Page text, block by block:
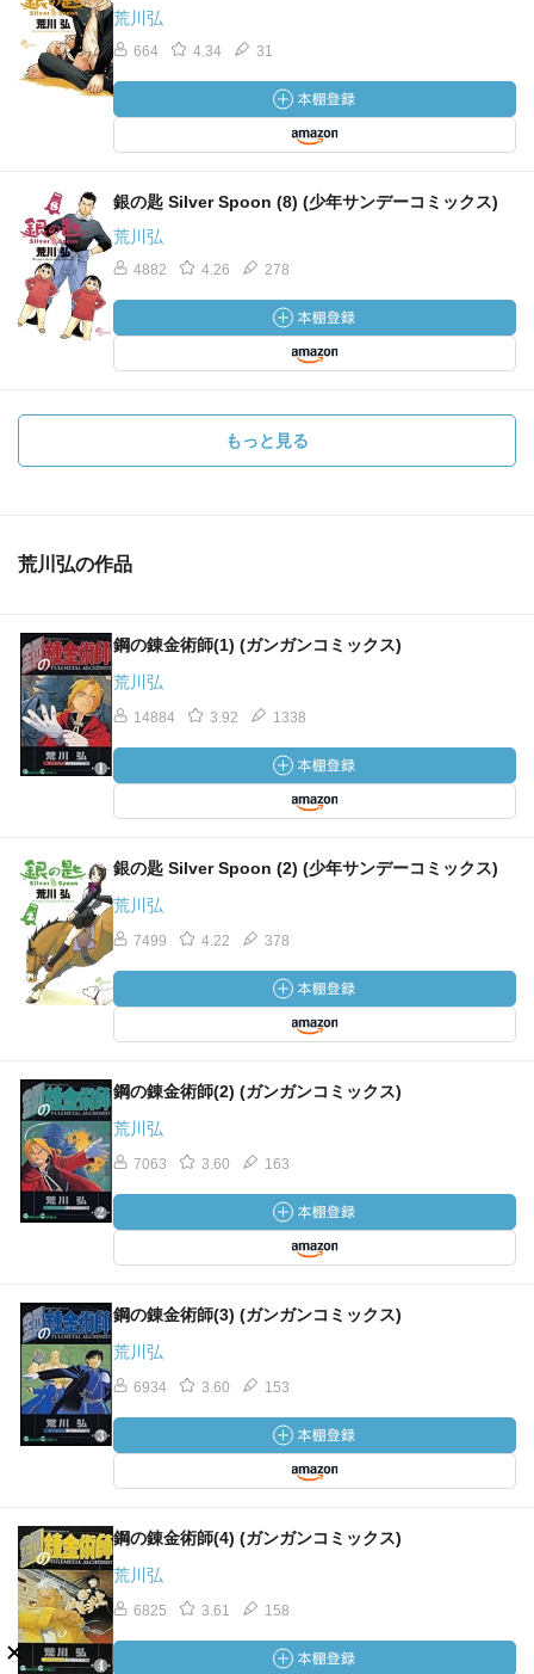
荒川弘
664 4.34 31
銀の匙 Silver Spoon (8) (少年サンデーコミックス)
荒川弘
4882 4.26 278
もっと見る
荒川弘の作品
鋼の錬金術師(1) (ガンガンコミックス)
荒川弘
14884 3.92 1338
銀の匙 Silver Spoon (2) (少年サンデーコミックス)
荒川弘
7499 4.22 378
鋼の錬金術師(2) (ガンガンコミックス)
荒川弘
7063 3.60 163
鋼の錬金術師(3) (ガンガンコミックス)
荒川弘
6934 3.60 153
鋼の錬金術師(4) (ガンガンコミックス)
荒川弘
6825 3.61 158